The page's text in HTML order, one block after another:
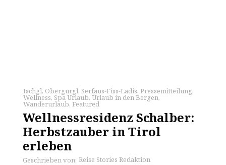
Ischgl, Obergurgl, Serfaus-Fiss-Ladis, Pressemitteilung,
Wellness, Spa Urlaub, Urlaub in den Bergen,
Wanderurlaub, Featured
Wellnessresidenz Schalber:
Herbstzauber in Tirol
erleben
Geschrieben von: Reise Stories Redaktion